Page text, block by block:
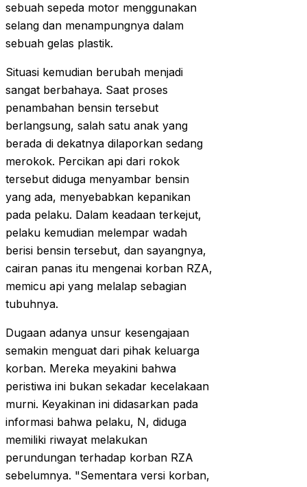
sebuah sepeda motor menggunakan
selang dan menampungnya dalam
sebuah gelas plastik.
Situasi kemudian berubah menjadi
sangat berbahaya. Saat proses
penambahan bensin tersebut
berlangsung, salah satu anak yang
berada di dekatnya dilaporkan sedang
merokok. Percikan api dari rokok
tersebut diduga menyambar bensin
yang ada, menyebabkan kepanikan
pada pelaku. Dalam keadaan terkejut,
pelaku kemudian melempar wadah
berisi bensin tersebut, dan sayangnya,
cairan panas itu mengenai korban RZA,
memicu api yang melalap sebagian
tubuhnya.
Dugaan adanya unsur kesengajaan
semakin menguat dari pihak keluarga
korban. Mereka meyakini bahwa
peristiwa ini bukan sekadar kecelakaan
murni. Keyakinan ini didasarkan pada
informasi bahwa pelaku, N, diduga
memiliki riwayat melakukan
perundungan terhadap korban RZA
sebelumnya. "Sementara versi korban,